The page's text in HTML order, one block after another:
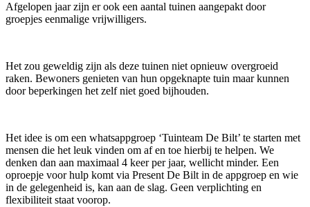
Afgelopen jaar zijn er ook een aantal tuinen aangepakt door
groepjes eenmalige vrijwilligers.
Het zou geweldig zijn als deze tuinen niet opnieuw overgroeid
raken. Bewoners genieten van hun opgeknapte tuin maar kunnen
door beperkingen het zelf niet goed bijhouden.
Het idee is om een whatsappgroep ‘Tuinteam De Bilt’ te starten met
mensen die het leuk vinden om af en toe hierbij te helpen. We
denken dan aan maximaal 4 keer per jaar, wellicht minder. Een
oproepje voor hulp komt via Present De Bilt in de appgroep en wie
in de gelegenheid is, kan aan de slag. Geen verplichting en
flexibiliteit staat voorop.